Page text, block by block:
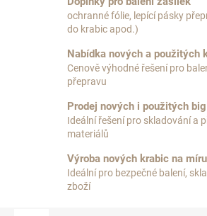
ochranné fólie, lepící pásky
do krabic apod.)
Nabídka nových a použitých
Cenově výhodné řešení pro
přepravu
Prodej nových i použitých
Ideální řešení pro skladování a
materiálů
Výroba nových krabic na míru
Ideální pro bezpečné balení,
zboží